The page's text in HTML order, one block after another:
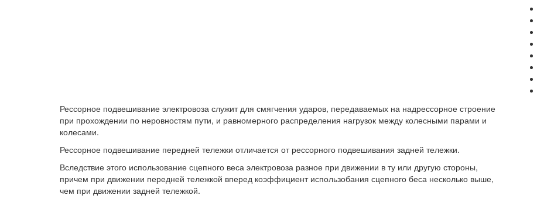
Рессорное подвешивание электровоза служит для смягчения ударов, передаваемых на надрессорное строение
при прохождении по неровностям пути, и равномерного распределения нагрузок между колесными парами и
колесами.
Рессорное подвешивание передней тележки отличается от рессорного подвешивания задней тележки.
Вследствие этого использование сцепного веса электровоза разное при движении в ту или другую стороны,
причем при движении передней тележкой вперед коэффициент использобания сцепного беса несколько выше,
чем при движении задней тележкой.